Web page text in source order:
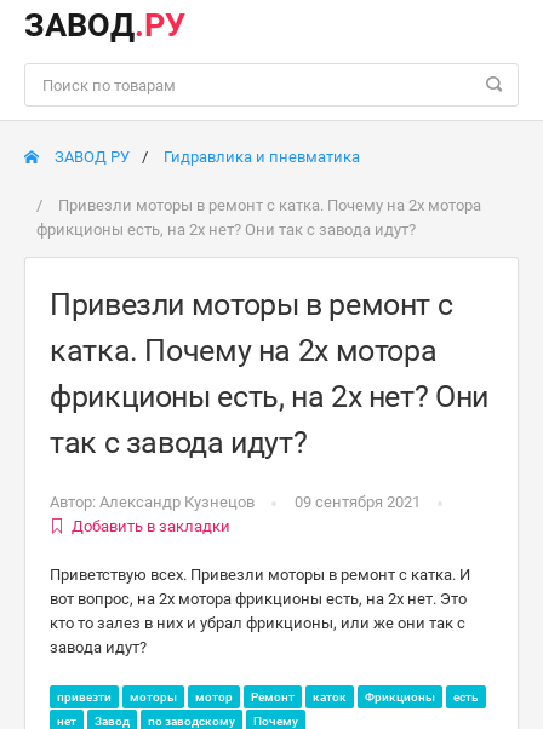
ЗАВОД.РУ
ЗАВОД РУ Гидравлика и пневматика
Привезли моторы в ремонт с катка. Почему на 2х мотора
фрикционы есть, на 2х нет? Они так с завода идут?
Привезли моторы в ремонт с
катка. Почему на 2х мотора
фрикционы есть, на 2х нет? Они
так с завода идут?
Автор: Александр Кузнецов
09 сентября 2021
Добавить в закладки
Приветствую всех. Привезли моторы в ремонт с катка. И
вот вопрос, на 2х мотора фрикционы есть, на 2х нет. Это
кто то залез в них и убрал фрикционы, или же они так с
завода идут?
привезти моторы мотор Ремонт каток Фрикционы
есть
нет
Завод по заводскому Почему